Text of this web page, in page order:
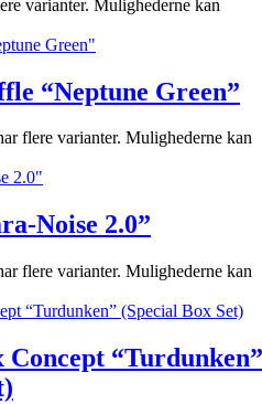
varianter. Mulighederne kan
“Neptune Green”
flere varianter. Mulighederne kan
Noise 2.0”
flere varianter. Mulighederne kan
Concept “Turdunken”